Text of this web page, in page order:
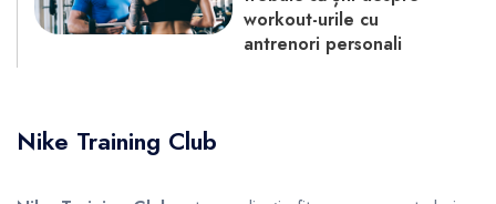
workout-urile cu
antrenori personali
Nike Training Club